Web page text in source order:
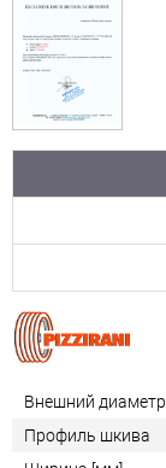
Внешний
Профиль шкива